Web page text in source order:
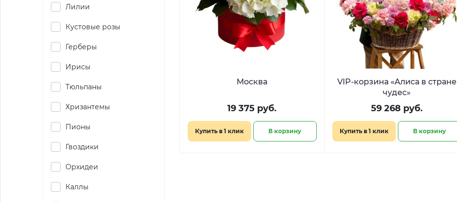
Лилии
Кустовые розы
Герберы
Ирисы
Тюльпаны
Хризантемы
Пионы
Гвоздики
Орхидеи
Каллы
Москва
19 375 руб.
Купить в 1 клик В корзину
VIP-корзина «Алиса в стране
чудес»
59 268 руб.
Купить в 1 клик В корзину